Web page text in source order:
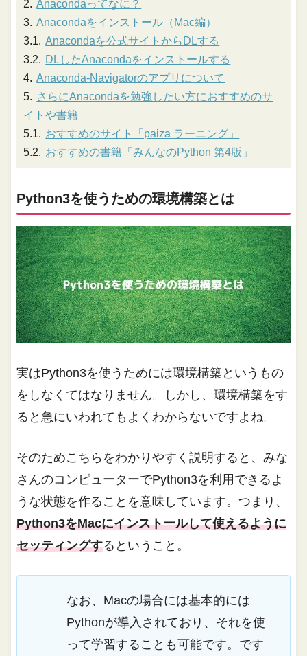
Anacondaってなに？
Anacondaをインストール（Mac編）
Anacondaを公式サイトからDLする
DLしたAnacondaをインストールする
Anaconda-Navigatorのアプリについて
さらにAnacondaを勉強したい方におすすめのサ
イトや書籍
おすすめのサイト「paiza ラーニング」
おすすめの書籍「みんなのPython 第4版」
Python3を使うための環境構築とは
実はPython3を使うためには環境構築というもの
をしなくてはなりません。しかし、環境構築をす
ると急にいわれてもよくわからないですよね。
そのためこちらをわかりやすく説明すると、みな
さんのコンピューターでPython3を利用できるよ
うな状態を作ることを意味しています。つまり、
Python3をMacにインストールして使えるように
セッティングするということ。
なお、Macの場合には基本的には
Pythonが導入されており、それを使
って学習することも可能です。です